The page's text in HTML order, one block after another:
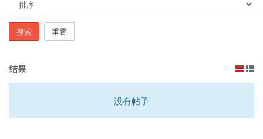
搜索 重置
结果
没有帖子